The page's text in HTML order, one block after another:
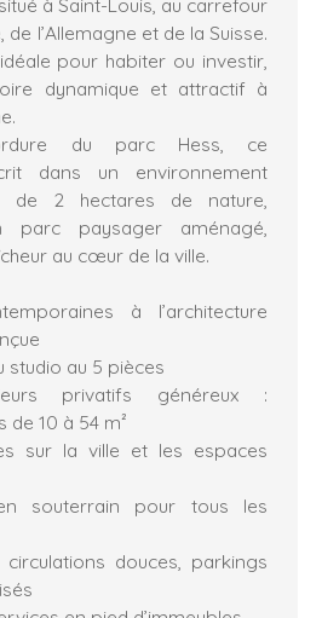
l’Allemagne et de la Suisse.
pour habiter ou investir,
dynamique et attractif à
du parc Hess, ce
dans un environnement
de 2 hectares de nature,
paysager aménagé,
au cœur de la ville.
à l’architecture
au 5 pièces
privatifs généreux :
10 à 54 m²
sur la ville et les espaces
souterrain pour tous les
circulations douces, parkings